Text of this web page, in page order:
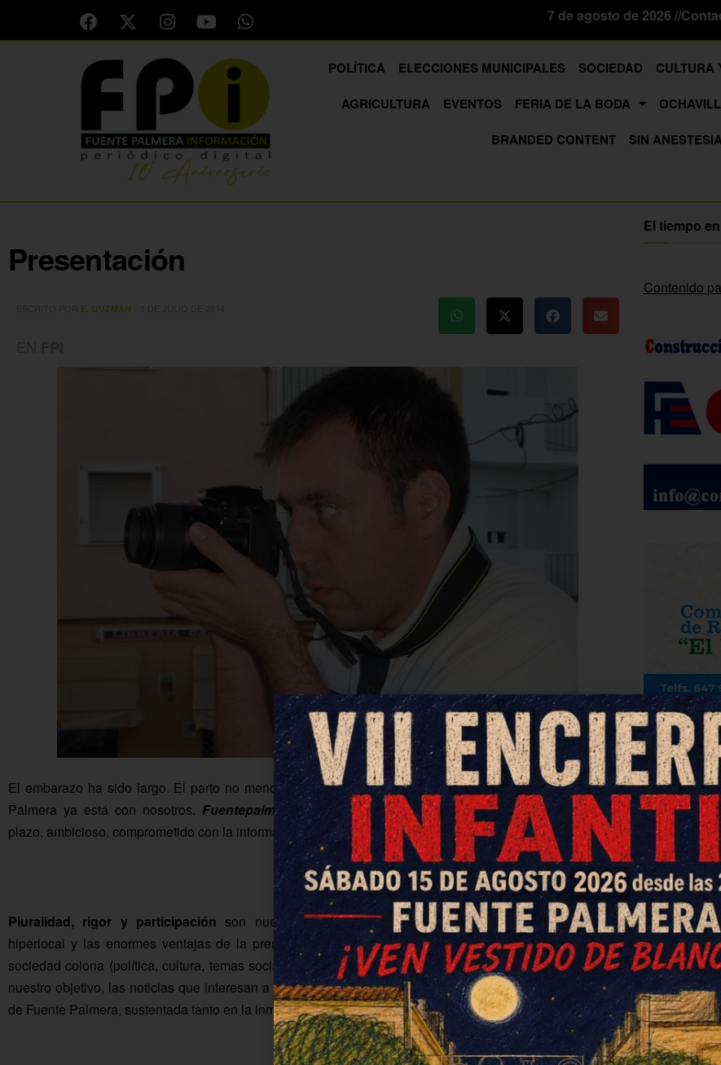
7 de agosto de 2026 //
POLÍTICA ELECCIONES MUNICIPALES SOCIEDAD CULTURA
AGRICULTURA
EVENTOS FERIA DE LA BODA
BRANDED CONTENT
SIN ANESTESIA
Presentación
E. GUZMÁN
El embarazo ha sido largo. El parto no menos. Pero el nuevo periódico digital de La Colonia de Fuente
Palmera ya está con nosotros. Fuentepalmerainformación.esnace como un proyecto a medio-largo
plazo, ambicioso, comprometido con la información.
Pluralidad, rigor y participación son nuestros tres pilares fundamentales. El llamado periodismo
hiperlocal y las enormes ventajas de la prensa digital se funden para abarcar todos los ámbitos de la
sociedad colona (política, cultura, temas sociales, deportes, eventos, opinión, etc.). De todo un poco será
nuestro objetivo, las noticias que interesan a la ciudadanía, ampliando la oferta informativa en La Colonia
de Fuente Palmera, sustentada tanto en la inmediatez de la noticia como en su propio contenido.
El tiempo
Contenido